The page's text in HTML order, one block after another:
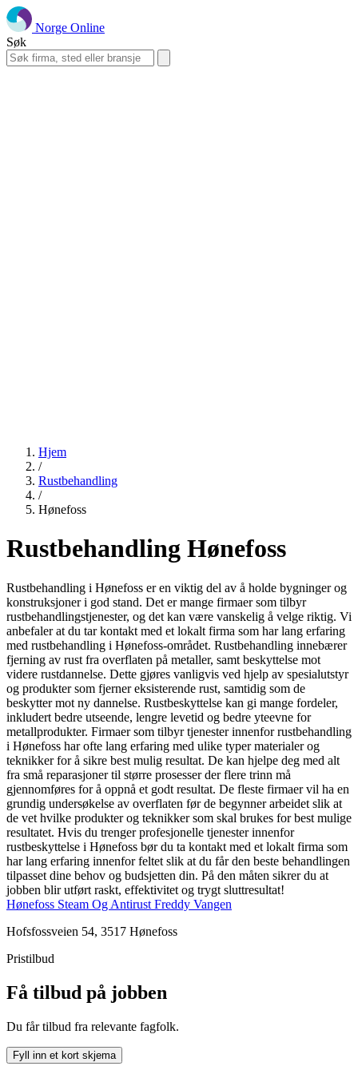
Norge Online
Søk
Hjem
/
Rustbehandling
/
Hønefoss
Rustbehandling Hønefoss
Rustbehandling i Hønefoss er en viktig del av å holde bygninger og
konstruksjoner i god stand. Det er mange firmaer som tilbyr
rustbehandlingstjenester, og det kan være vanskelig å velge riktig. Vi
anbefaler at du tar kontakt med et lokalt firma som har lang erfaring
med rustbehandling i Hønefoss-området. Rustbehandling innebærer
fjerning av rust fra overflaten på metaller, samt beskyttelse mot
videre rustdannelse. Dette gjøres vanligvis ved hjelp av spesialutstyr
og produkter som fjerner eksisterende rust, samtidig som de
beskytter mot ny dannelse. Rustbeskyttelse kan gi mange fordeler,
inkludert bedre utseende, lengre levetid og bedre yteevne for
metallprodukter. Firmaer som tilbyr tjenester innenfor rustbehandling
i Hønefoss har ofte lang erfaring med ulike typer materialer og
teknikker for å sikre best mulig resultat. De kan hjelpe deg med alt
fra små reparasjoner til større prosesser der flere trinn må
gjennomføres for å oppnå et godt resultat. De fleste firmaer vil ha en
grundig undersøkelse av overflaten før de begynner arbeidet slik at
de vet hvilke produkter og teknikker som skal brukes for best mulige
resultatet. Hvis du trenger profesjonelle tjenester innenfor
rustbeskyttelse i Hønefoss bør du ta kontakt med et lokalt firma som
har lang erfaring innenfor feltet slik at du får den beste behandlingen
tilpasset dine behov og budsjetten din. På den måten sikrer du at
jobben blir utført raskt, effektivitet og trygt sluttresultat!
Hønefoss Steam Og Antirust Freddy Vangen
Hofsfossveien 54, 3517 Hønefoss
Pristilbud
Få tilbud på jobben
Du får tilbud fra relevante fagfolk.
Fyll inn et kort skjema